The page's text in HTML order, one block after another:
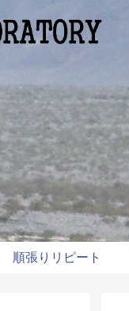
順張りリピート